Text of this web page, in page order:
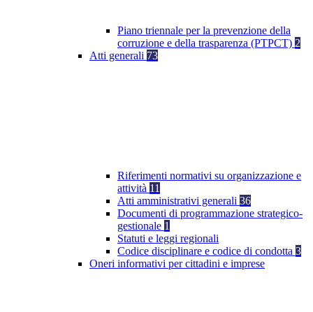
Piano triennale per la prevenzione della
corruzione e della trasparenza (PTPCT) 2
Atti generali 73
Riferimenti normativi su organizzazione e
attività 11
Atti amministrativi generali 36
Documenti di programmazione strategico-
gestionale 1
Statuti e leggi regionali
Codice disciplinare e codice di condotta 3
Oneri informativi per cittadini e imprese